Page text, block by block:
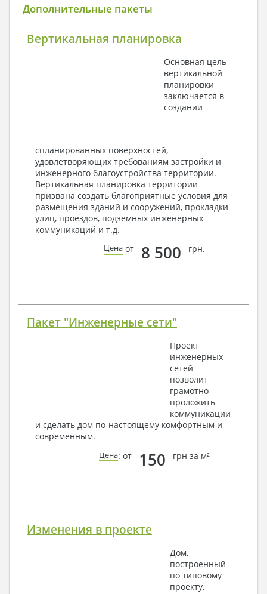
Общие данные по проекту
Поэтажные маркировочные планы с
Разрезы и состав конструкций
Фасады с ведомостью внешних отделок
Элементы проемов – спецификация
Ведомость перемычек – сечения и
Архитектурные узлы в конструкциях
2. Конструктивный раздел:
Общие данные по проекту
Схемы расположения и расчеты фундаментов
Элементы каркаса – схемы расположения
Схема расположения перекрытий
Опоры перекрытия на стены или Узлы
Элементы кровли – схемы расположения
3. Инженерный раздел (приобретается по желанию
за дополнительную плату):
Условные обозначения с общими данными
Поэтажная система водоснабжения и
Аксонометрическая схема водоснабжения и
Узлы и спецификация материалов
Отопление, вентиляция
Система вентиляции
Спецификация материалов
План сетей освещения, план силовых сетей
Схема системы уравнения потенциалов
Схема повторного контура заземления
Дополнительные пакеты
Вертикальная планировка
Основная цель
вертикальной
планировки
заключается в
создании
спланированных поверхностей,
удовлетворяющих требованиям застройки и
инженерного благоустройства территории.
Вертикальная планировка территории
призвана создать благоприятные условия для
размещения зданий и сооружений, прокладки
улиц, проездов, подземных инженерных
коммуникаций и т.д.
Цена от 8 500 грн.
Пакет "Инженерные сети"
Проект
инженерных
сетей
позволит
грамотно
проложить
коммуникации
и сделать дом по-настоящему комфортным и
современным.
Цена: от 150 грн за м²
Изменения в проекте
Дом,
построенный
по типовому
проекту,